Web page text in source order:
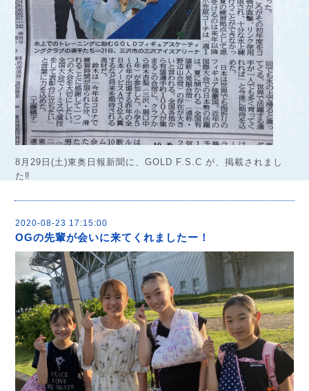
8月29日(土)東奥日報新聞に、GOLD F.S.C が、掲載されまし
た‼︎
2020-08-23 17:15:00
OGの先輩が会いに来てくれましたー！